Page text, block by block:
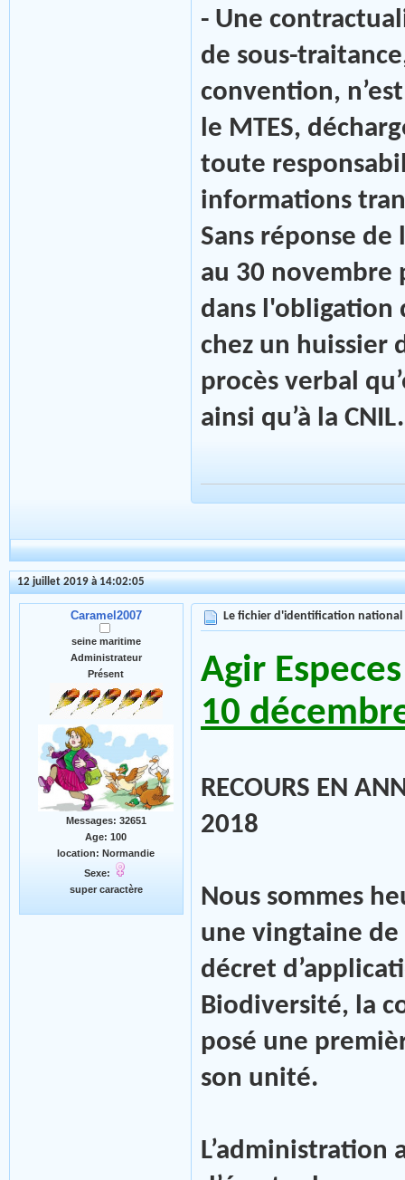
- Une
de sous-
convention,
le MTES,
toute
informations
Sans réponse
au 30 novembre
dans l'obligation
chez un huissier
procès verbal
ainsi qu’à la
12 juillet 2019 à 14:02:05
Caramel2007
seine maritime
Administrateur
Présent
Messages: 32651
Age: 100
location: Normandie
Sexe:
super caractère
Le fichier d'identification national
Agir Especes
10
RECOURS EN
2018
Nous sommes
une vingtaine
décret
Biodiversité, la
posé une
son unité.
L’administration